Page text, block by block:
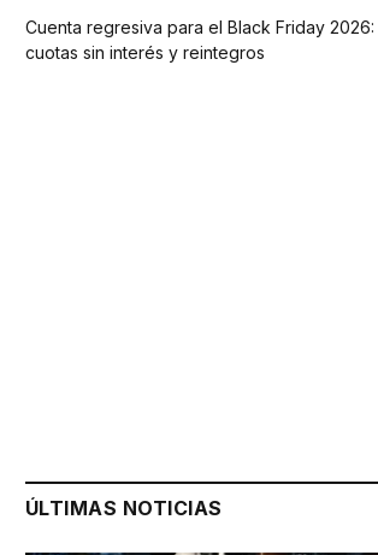
Cuenta regresiva para el Black Friday 2026:
cuotas sin interés y reintegros
ÚLTIMAS NOTICIAS